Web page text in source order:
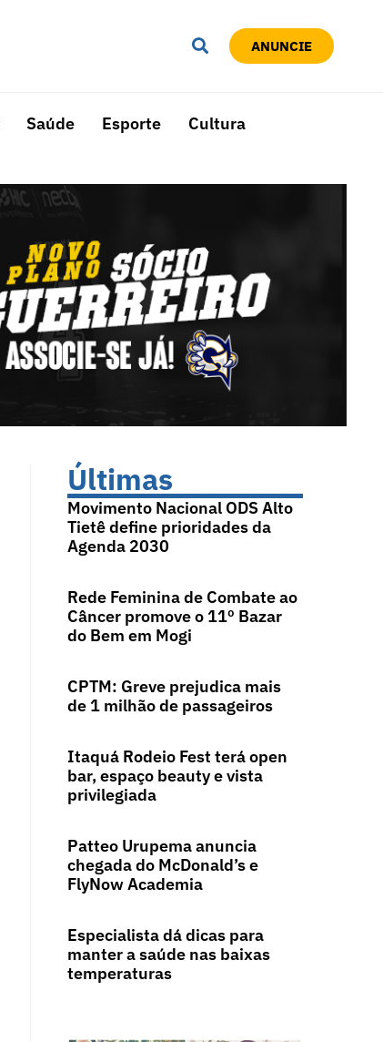
ANUNCIE
Saúde Esporte Cultura
Últimas
Movimento Nacional ODS Alto
Tietê define prioridades da
Agenda 2030
Rede Feminina de Combate ao
Câncer promove o 11º Bazar
do Bem em Mogi
CPTM: Greve prejudica mais
de 1 milhão de passageiros
Itaquá Rodeio Fest terá open
bar, espaço beauty e vista
privilegiada
Patteo Urupema anuncia
chegada do McDonald’s e
FlyNow Academia
Especialista dá dicas para
manter a saúde nas baixas
temperaturas